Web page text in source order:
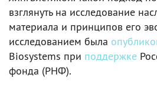
взглянуть на исследование
материала и принципов его
исследованием была
Biosystems при поддержке
фонда (РНФ).